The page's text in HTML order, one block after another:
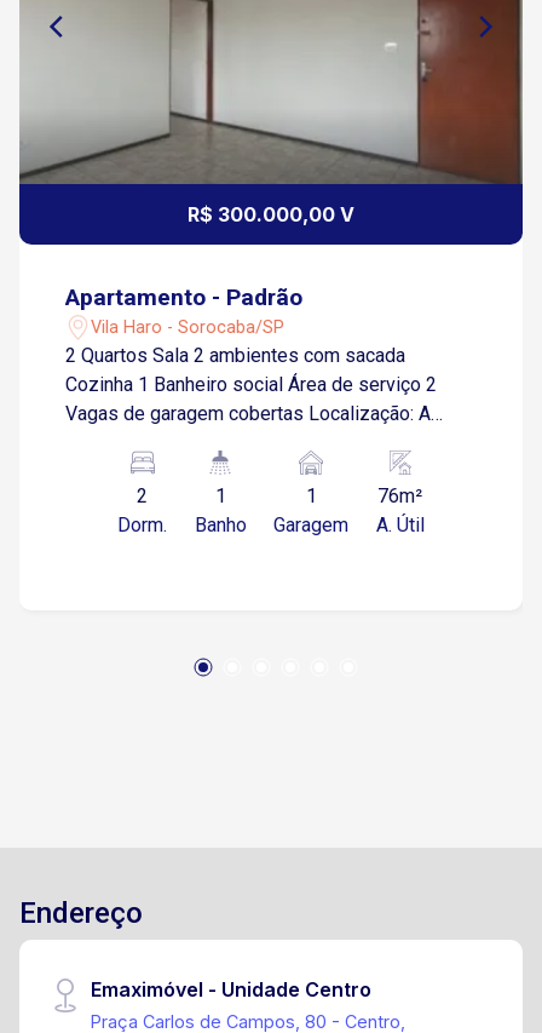
R$ 300.000,00 V
Apartamento - Padrão
Vila Haro - Sorocaba/SP
2 Quartos Sala 2 ambientes com sacada
Cozinha 1 Banheiro social Área de serviço 2
Vagas de garagem cobertas Localização: A
minutos do Supermercado Confiança Próximo a
escolas, farmácias e diversos comércios locais
2
Dorm.
1
Banho
1
Garagem
76m²
A. Útil
Endereço
Emaximóvel - Unidade Centro
Praça Carlos de Campos, 80 - Centro,